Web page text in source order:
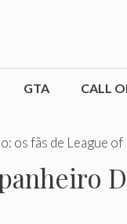
GTA CALL
os fãs de League